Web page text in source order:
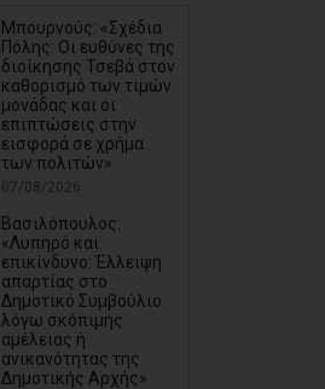
Μπουρνούς: «Σχέδια
Πόλης: Οι ευθύνες της
διοίκησης Τσεβά στον
καθορισμό των τιμών
μονάδας και οι
επιπτώσεις στην
εισφορά σε χρήμα
των πολιτών»
07/08/2026
Βασιλόπουλος:
«Λυπηρό και
επικίνδυνο: Έλλειψη
απαρτίας στο
Δημοτικό Συμβούλιο
λόγω σκόπιμης
αμέλειας ή
ανικανότητας της
Δημοτικής Αρχής»